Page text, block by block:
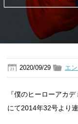
2020/09/29 エ
『僕のヒーローアカ
にて2014年32号より